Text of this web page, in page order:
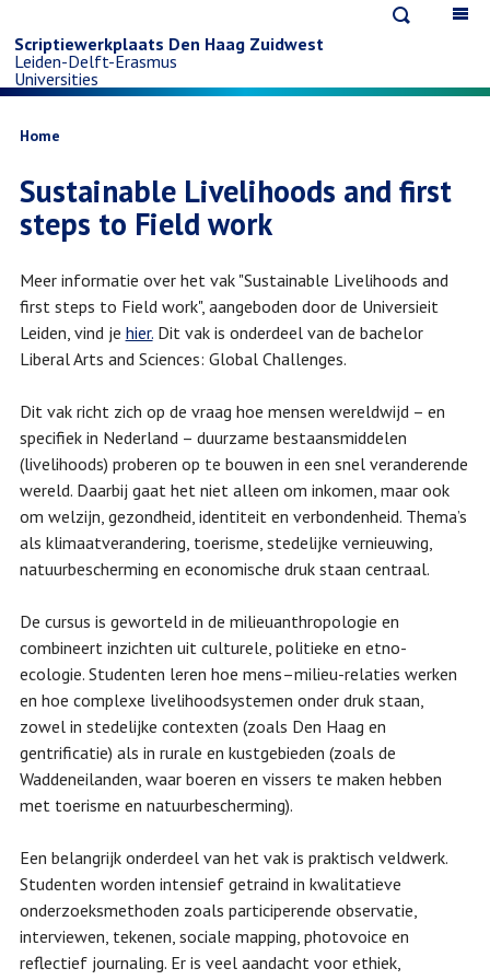
en
naar
inhoud
gaan
Scriptiewerkplaats Den Haag Zuidwest
Leiden-Delft-Erasmus
Universities
Kruimelpad
Home
Sustainable Livelihoods and first
steps to Field work
Meer informatie over het vak "Sustainable Livelihoods and
first steps to Field work", aangeboden door de Universieit
Leiden, vind je hier.Dit vak is onderdeel van de bachelor
Liberal Arts and Sciences: Global Challenges.
Dit vak richt zich op de vraag hoe mensen wereldwijd – en
specifiek in Nederland – duurzame bestaansmiddelen
(livelihoods) proberen op te bouwen in een snel veranderende
wereld. Daarbij gaat het niet alleen om inkomen, maar ook
om welzijn, gezondheid, identiteit en verbondenheid. Thema’s
als klimaatverandering, toerisme, stedelijke vernieuwing,
natuurbescherming en economische druk staan centraal.
De cursus is geworteld in de milieuanthropologie en
combineert inzichten uit culturele, politieke en etno-
ecologie. Studenten leren hoe mens–milieu-relaties werken
en hoe complexe livelihoodsystemen onder druk staan,
zowel in stedelijke contexten (zoals Den Haag en
gentrificatie) als in rurale en kustgebieden (zoals de
Waddeneilanden, waar boeren en vissers te maken hebben
met toerisme en natuurbescherming).
Een belangrijk onderdeel van het vak is praktisch veldwerk.
Studenten worden intensief getraind in kwalitatieve
onderzoeksmethoden zoals participerende observatie,
interviewen, tekenen, sociale mapping, photovoice en
reflectief journaling. Er is veel aandacht voor ethiek,